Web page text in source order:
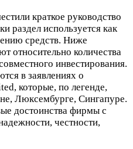
краткое руководство
раздел используется как
средств. Ниже
относительно количества
инвестирования.
в заявлениях о
которые, по легенде,
Люксембурге, Сингапуре.
достоинства фирмы с
честности,